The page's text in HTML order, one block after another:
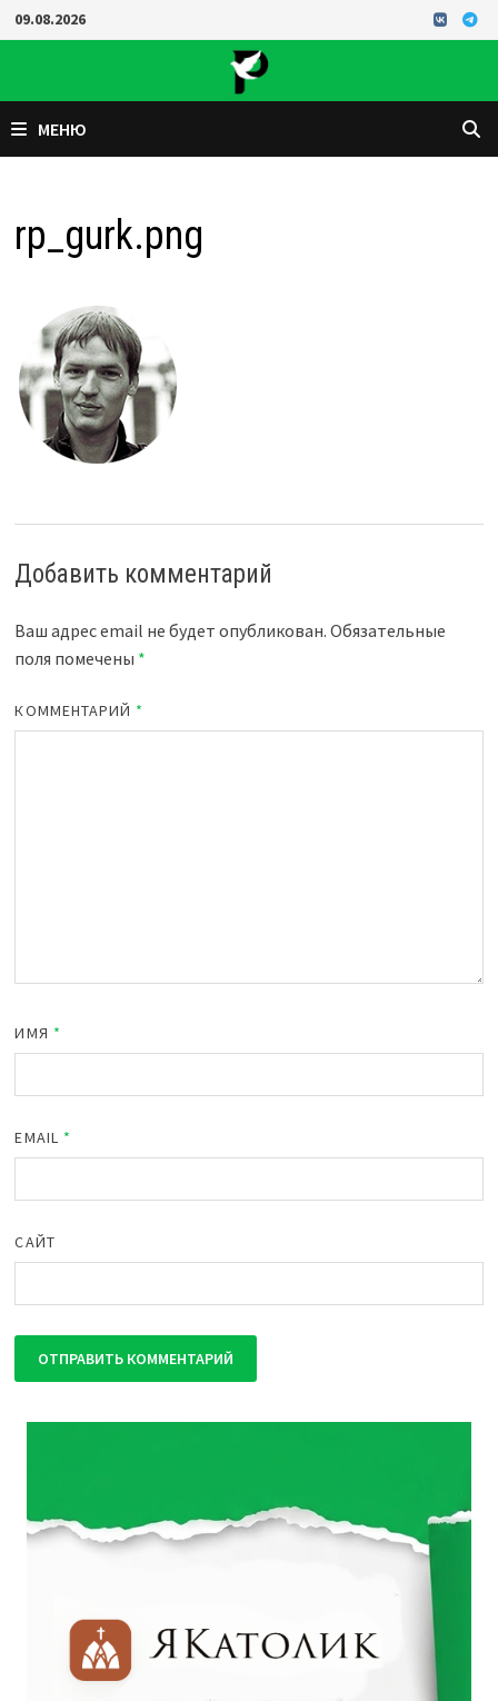
Перейти
к
09.08.2026
МЕНЮ
rp_gurk.png
Добавить комментарий
Ваш адрес email не будет опубликован. Обязательные
поля помечены *
КОММЕНТАРИЙ *
ИМЯ *
EMAIL *
САЙТ